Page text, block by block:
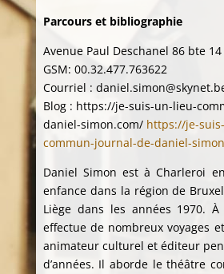
Parcours et bibliographie
Avenue Paul Deschanel 86 bte
GSM: 00.32.477.763622
Courriel :
Blog : https://je-suis-un-lieu-
daniel-simon.com/ https://je-
commun-journal-de-daniel-
Daniel Simon est à Charleroi
enfance dans la région de
Liège dans les années 1970.
effectue de nombreux voyages
animateur culturel et éditeur
d’années. Il aborde le théâtre